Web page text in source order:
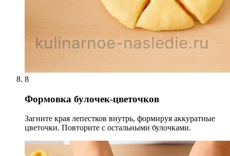
8
Формовка булочек-цветочков
Загните края лепестков внутрь, формируя аккуратные
цветочки. Повторите с остальными булочками.